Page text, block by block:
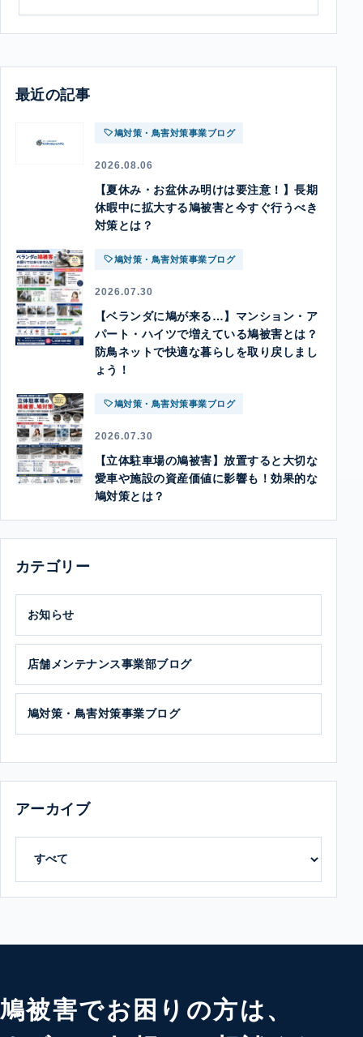
最近の記事
鳩対策・鳥害対策事業ブログ
2026.08.06
【夏休み・お盆休み明けは要注意！】長期
休暇中に拡大する鳩被害と今すぐ行うべき
対策とは？
鳩対策・鳥害対策事業ブログ
2026.07.30
【ベランダに鳩が来る…】マンション・ア
パート・ハイツで増えている鳩被害とは？
防鳥ネットで快適な暮らしを取り戻しまし
ょう！
鳩対策・鳥害対策事業ブログ
2026.07.30
【立体駐車場の鳩被害】放置すると大切な
愛車や施設の資産価値に影響も！効果的な
鳩対策とは？
カテゴリー
お知らせ
店舗メンテナンス事業部ブログ
鳩対策・鳥害対策事業ブログ
アーカイブ
鳩被害でお困りの方は、